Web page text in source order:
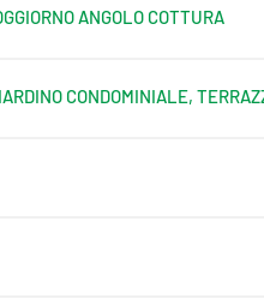
ANGOLO COTTURA
CONDOMINIALE,